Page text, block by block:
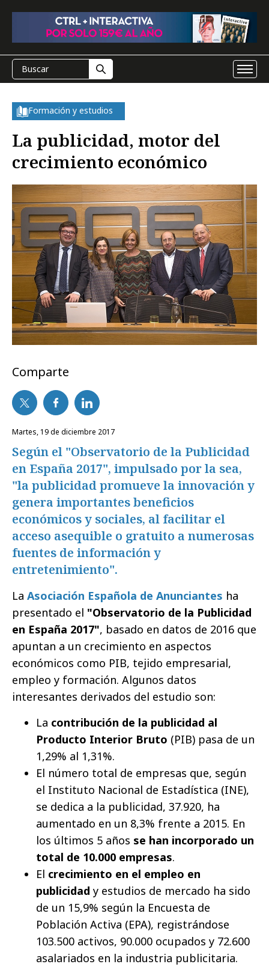
Formación y estudios
La publicidad, motor del
crecimiento económico
Comparte
martes, 19 de diciembre 2017
Según el "Observatorio de la Publicidad
en España 2017", impulsado por la sea,
"la publicidad promueve la innovación y
genera importantes beneficios
económicos y sociales, al facilitar el
acceso asequible o gratuito a numerosas
fuentes de información y
entretenimiento".
La Asociación Española de Anunciantes ha
presentado el "Observatorio de la Publicidad
en España 2017", basado en datos de 2016 que
apuntan a un crecimiento en aspectos
económicos como PIB, tejido empresarial,
empleo y formación. Algunos datos
interesantes derivados del estudio son:
La contribución de la publicidad al
Producto Interior Bruto (PIB) pasa de un
1,29% al 1,31%.
El número total de empresas que, según
el Instituto Nacional de Estadística (INE),
se dedica a la publicidad, 37.920, ha
aumentado en un 8,3% frente a 2015. En
los últimos 5 años se han incorporado un
total de 10.000 empresas.
El crecimiento en el empleo en
publicidad y estudios de mercado ha sido
de un 15,9% según la Encuesta de
Población Activa (EPA), registrándose
103.500 activos, 90.000 ocupados y 72.600
asalariados en la industria publicitaria.